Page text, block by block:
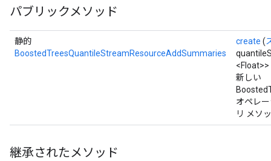
パブリックメソッド
静的
BoostedTreesQuantileStreamResourceAddSummaries
create (
新しい
オペレ
リ メソ
継承されたメソッド